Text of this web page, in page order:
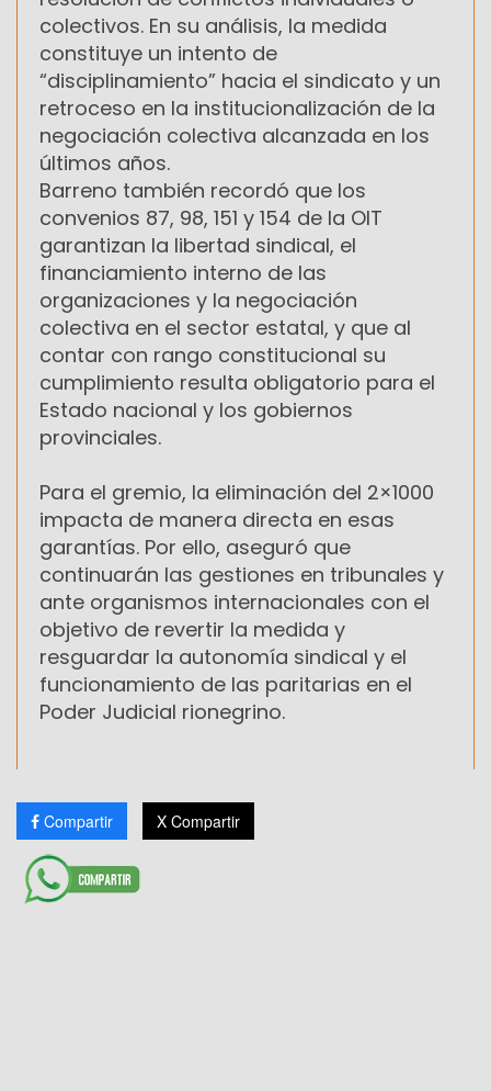
colectivos. En su análisis, la medida
constituye un intento de
“disciplinamiento” hacia el sindicato y un
retroceso en la institucionalización de la
negociación colectiva alcanzada en los
últimos años.
Barreno también recordó que los
convenios 87, 98, 151 y 154 de la OIT
garantizan la libertad sindical, el
financiamiento interno de las
organizaciones y la negociación
colectiva en el sector estatal, y que al
contar con rango constitucional su
cumplimiento resulta obligatorio para el
Estado nacional y los gobiernos
provinciales.
Para el gremio, la eliminación del 2×1000
impacta de manera directa en esas
garantías. Por ello, aseguró que
continuarán las gestiones en tribunales y
ante organismos internacionales con el
objetivo de revertir la medida y
resguardar la autonomía sindical y el
funcionamiento de las paritarias en el
Poder Judicial rionegrino.
Compartir X Compartir